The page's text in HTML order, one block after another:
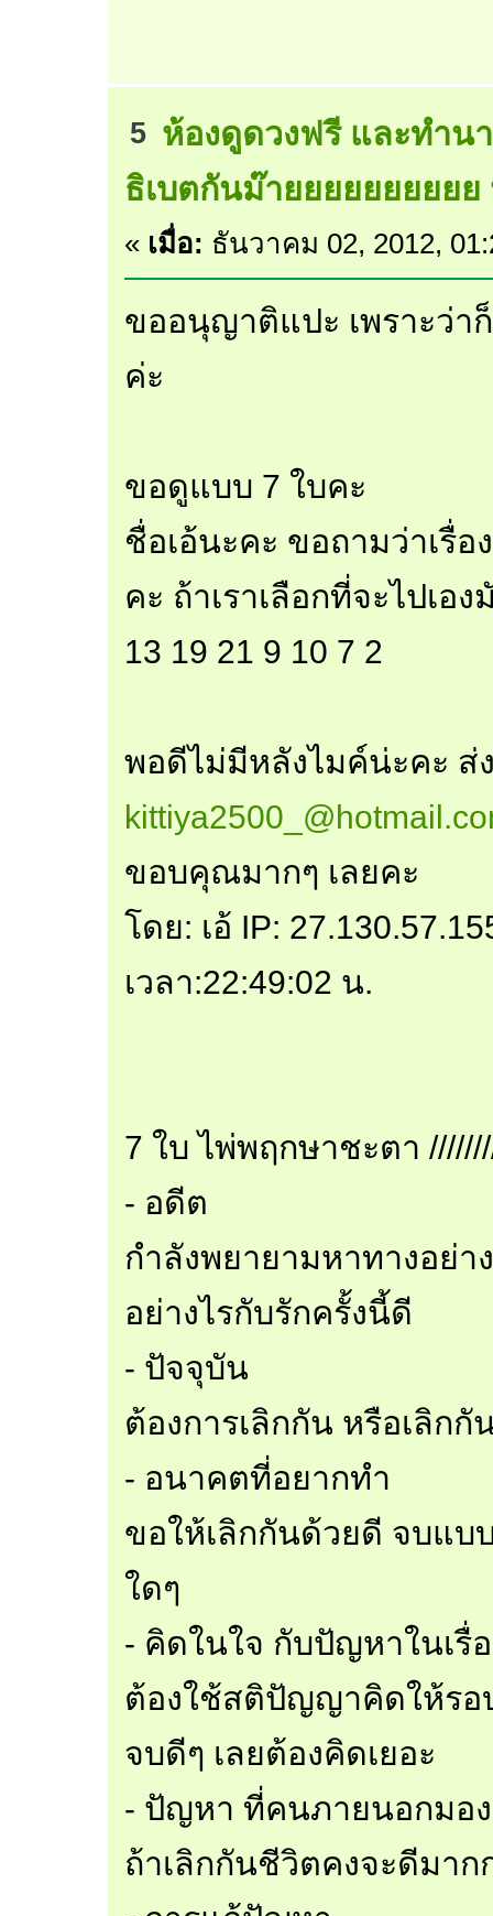
5 ห้องดูดวงฟรี และทำน
ธิเบตกันม๊ายยยยยยยยยย
« เมื่อ: ธันวาคม 02, 2012,
ขออนุญาติแปะ เพราะว่า
ค่ะ
ขอดูแบบ 7 ใบคะ
ชื่อเอ้นะคะ ขอถามว่าเรื่
คะ ถ้าเราเลือกที่จะไปเอ
13 19 21 9 10 7 2
พอดีไม่มีหลังไมค์น่ะคะ ส่
ขอบคุณมากๆ เลยคะ
โดย: เอ้ IP:
เวลา:22:49:02 น.
7 ใบ ไพ่พฤกษาชะตา
- อดีต
กำลังพยายามหาทางอย่า
อย่างไรกับรักครั้งนี้ดี
- ปัจจุบัน
ต้องการเลิกกัน หรือเลิก
- อนาคตที่อยากทำ
ขอให้เลิกกันด้วยดี จบแบ
ใดๆ
- คิดในใจ กับปัญหาในเรื่
ต้องใช้สติปัญญาคิดให้รอ
จบดีๆ เลยต้องคิดเยอะ
- ปัญหา ที่คนภายนอกมอง
ถ้าเลิกกันชีวิตคงจะดีมาก